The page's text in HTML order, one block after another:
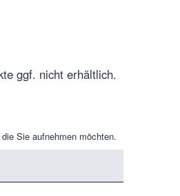
ggf. nicht erhältlich.
Sie aufnehmen möchten.